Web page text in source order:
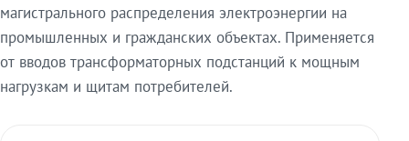
магистрального распределения электроэнергии на
промышленных и гражданских объектах. Применяется
от вводов трансформаторных подстанций к мощным
нагрузкам и щитам потребителей.